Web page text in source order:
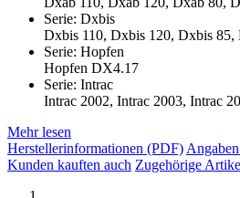
Serie: Dxbis
Dxbis 110, Dxbis 120, Dxbis 85,
Serie: Hopfen
Hopfen DX4.17
Serie: Intrac
Intrac 2002, Intrac 2003, Intrac
Mehr lesen
Herstellerinformationen (PDF)
Kunden kauften auch Zugehörige